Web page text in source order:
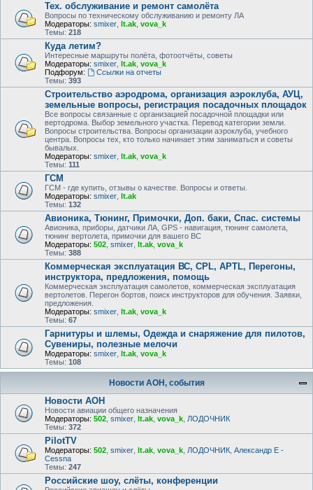
Тех. обслуживание и ремонт самолёта
Вопросы по техническому обслуживанию и ремонту ЛА
Модераторы: smixer lt.ak vova_k
Темы: 218
Куда летим?
Интересные маршруты полёта, фотоотчёты, советы
Модераторы: smixer lt.ak vova_k
Подфорум:
Ссылки на отчеты
Темы: 393
Строительство аэродрома, организация аэроклуба, АУЦ,
земельные вопросы, регистрация посадочных площадок
Все вопросы связанные с организацией посадочной площадки или
вертодрома. Выбор земельного участка. Перевод категории земли.
Вопросы строительства. Вопросы организации аэроклуба, учебного
центра. Вопросы тех, кто только начинает этим заниматься и советы
бывалых.
Модераторы: smixer lt.ak vova_k
Темы: 111
ГСМ
ГСМ - где купить, отзывы о качестве. Вопросы и ответы.
Модераторы: smixer lt.ak
Темы: 132
Авионика, Тюнинг, Примочки, Доп. баки, Спас. системы
Авионика, приборы, датчики ЛА, GPS - навигация, тюнинг самолета,
тюнинг вертолета, примочки для вашего ВС
Модераторы: 502 smixer lt.ak vova_k
Темы: 388
Коммерческая эксплуатация ВС, CPL, APTL, Перегоны,
инструктора, предложения, помощь
Коммерческая эксплуатация самолетов, коммерческая эксплуатация
вертолетов. Перегон бортов, поиск инструкторов для обучения. Заявки,
предложения.
Модераторы: smixer lt.ak vova_k
Темы: 67
Гарнитуры и шлемы, Одежда и снаряжение для пилотов,
Сувениры, полезные мелочи
Модераторы: smixer lt.ak vova_k
Темы: 108
Новости АОН, события
Новости АОН
Новости авиации общего назначения
Модераторы: 502 smixer lt.ak vova_k ЛОДОЧНИК
Темы: 372
PilotTV
Модераторы: 502 smixer lt.ak vova_k ЛОДОЧНИК Александр E -
Cessna
Темы: 247
Российские шоу, слёты, конференции